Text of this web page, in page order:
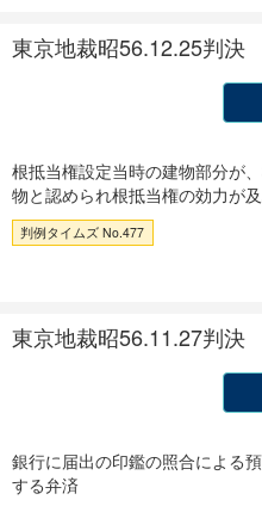
東京地裁昭56.12.25判決
根抵当権設定当時の建物部分が
物と認められ根抵当権の効力が
判例タイムズ No.477
東京地裁昭56.11.27判決
銀行に届出の印鑑の照合による
する弁済